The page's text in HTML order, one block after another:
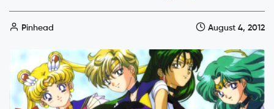
Pinhead August 4, 2012